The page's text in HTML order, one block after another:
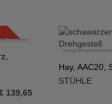
SALE!
139,65Aktueller
IN DEN
Hay, AAC20,
STÜHLE